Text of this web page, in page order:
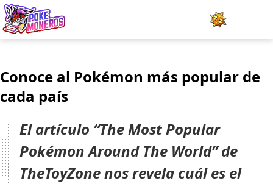
Minijuegos
Team Builder
Tabla de Tipos
Conoce al Pokémon más popular de
cada país
El artículo “The Most Popular
Pokémon Around The World” de
TheToyZone nos revela cuál es el